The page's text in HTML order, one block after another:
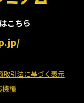
こちら
取引法に基づく表示
機種